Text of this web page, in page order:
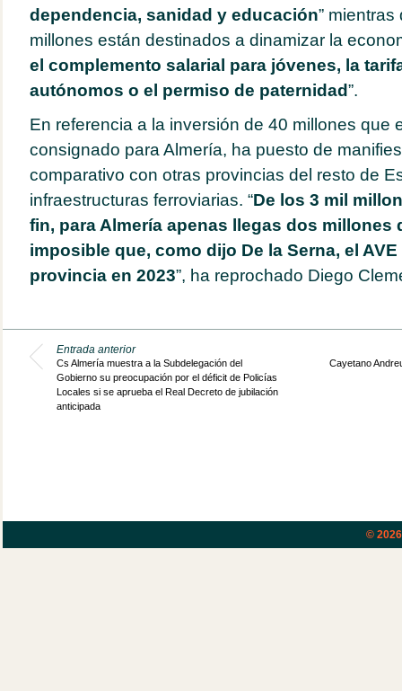
dependencia, sanidad y educación”
millones están destinados a dinamizar la
el complemento salarial para jóvenes, la
autónomos o el permiso de paternidad”.
En referencia a la inversión de 40 millones que
consignado para Almería, ha puesto de
comparativo con otras provincias del resto de
infraestructuras ferroviarias. “De los 3 mil
fin, para Almería apenas llegas dos millones
imposible que, como dijo De la Serna, el
provincia en 2023”, ha reprochado Diego
Entrada anterior
Cs Almería muestra a la Subdelegación del
Gobierno su preocupación por el déficit de Policías
Locales si se aprueba el Real Decreto de jubilación
anticipada
Cayetano
©